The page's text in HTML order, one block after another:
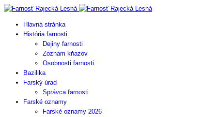
Hlavná stránka
História farnosti
Dejiny farnosti
Zoznam kňazov
Osobnosti farnosti
Bazilika
Farský úrad
Správca farnosti
Farské oznamy
Farské oznamy 2026